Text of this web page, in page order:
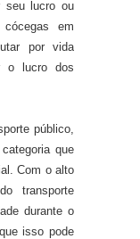
seu lucro ou
em
por vida
o lucro dos
público,
que
Com o alto
transporte
durante o
isso pode